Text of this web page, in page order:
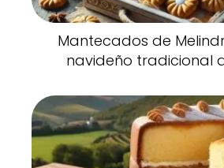
Mantecados de
navideño tradicional